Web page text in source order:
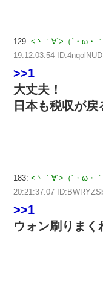
129: <丶｀∀´>（´・ω・
19:12:03.54 ID:4nqolNUD
>>1
大丈夫！
日本も税収が
183: <丶｀∀´>（´・ω・
20:21:37.07
>>1
ウォン刷りま